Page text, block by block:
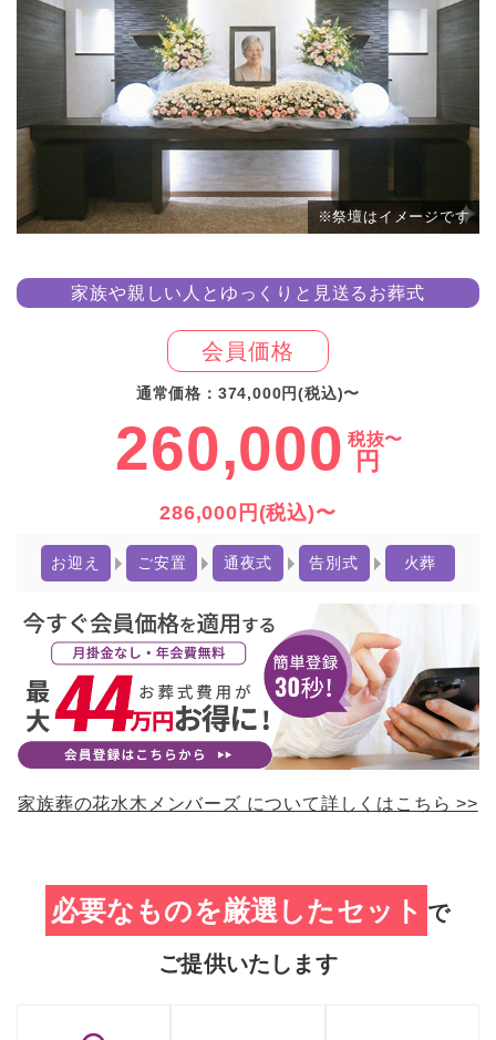
※祭壇はイメージです
家族や親しい人とゆっくりと見送るお葬式
会員価格
通常価格：374,000円(税込)〜
260,000 円
税抜〜
286,000円(税込)〜
お迎え ご安置 通夜式 告別式 火葬
家族葬の花⽔⽊メンバーズ について詳しくはこちら >>
必要なものを厳選したセット で
ご提供いたします